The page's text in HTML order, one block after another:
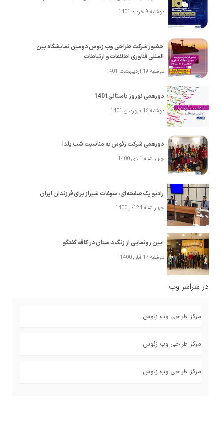
دوشنبه 9 خرداد 1401
حضور شرکت طراحی وب زئوس ‎دومین نمایشگاه بین
المللی فناوری اطلاعات و ارتباطات
دوشنبه 19 اردیبهشت 1401
دورهمی نوروز باستانی1401
دوشنبه 15 فروردین 1401
دورهمی شرکت زئوس به مناسبت شب یلدا
چهار شنبه 1 دی 1400
رادیو یک صفحه‌ای، سوغات شیراز برای فرزندان ایران
چهار شنبه 24 آذر 1400
آیین رونمایی از زنگ داستان در کافه گفتگو
دوشنبه 17 آبان 1400
در سراسر وب
مرکز طراحی وب زئوس
مرکز طراحی وب زئوس
مرکز طراحی وب زئوس